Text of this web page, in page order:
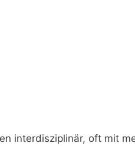
interdisziplinär, oft mit